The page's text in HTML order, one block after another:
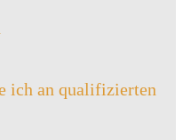
ich an qualifizierten